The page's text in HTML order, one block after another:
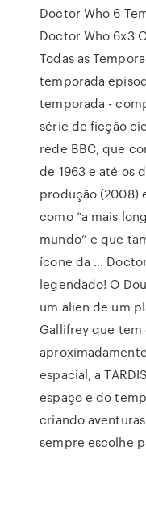
Doctor Who 6
Doctor Who 6x3
Todas as
temporada
temporada -
série de ficção
rede BBC, que
de 1963 e até os
produção (2008)
como “a mais
mundo” e que
ícone da …
legendado! O
um alien de um
Gallifrey que tem
espacial, a
espaço e do
criando
sempre escolhe